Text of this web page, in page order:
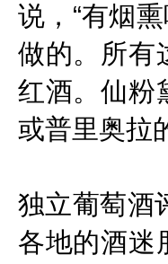
说，“有烟
做的。所有
红酒。仙粉
或普里奥拉
独立葡萄酒
各地的酒迷